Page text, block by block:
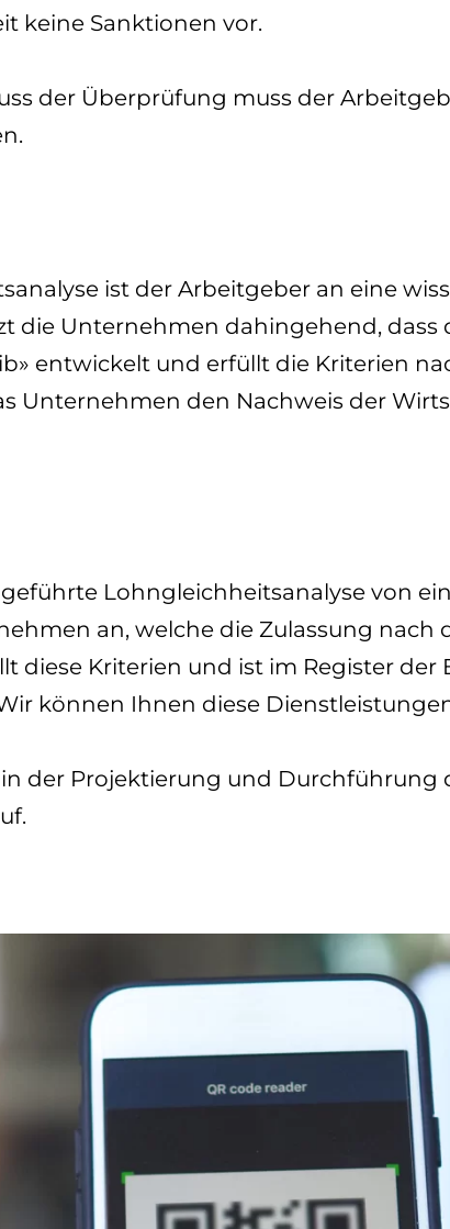
keine Sanktionen vor.
der Überprüfung muss der
ist der Arbeitgeber an eine
die Unternehmen dahingehend, dass
entwickelt und erfüllt die Kriterien
Unternehmen den Nachweis der
Lohngleichheitsanalyse von
an, welche die Zulassung nach
diese Kriterien und ist im Register der
können Ihnen diese
in der Projektierung und